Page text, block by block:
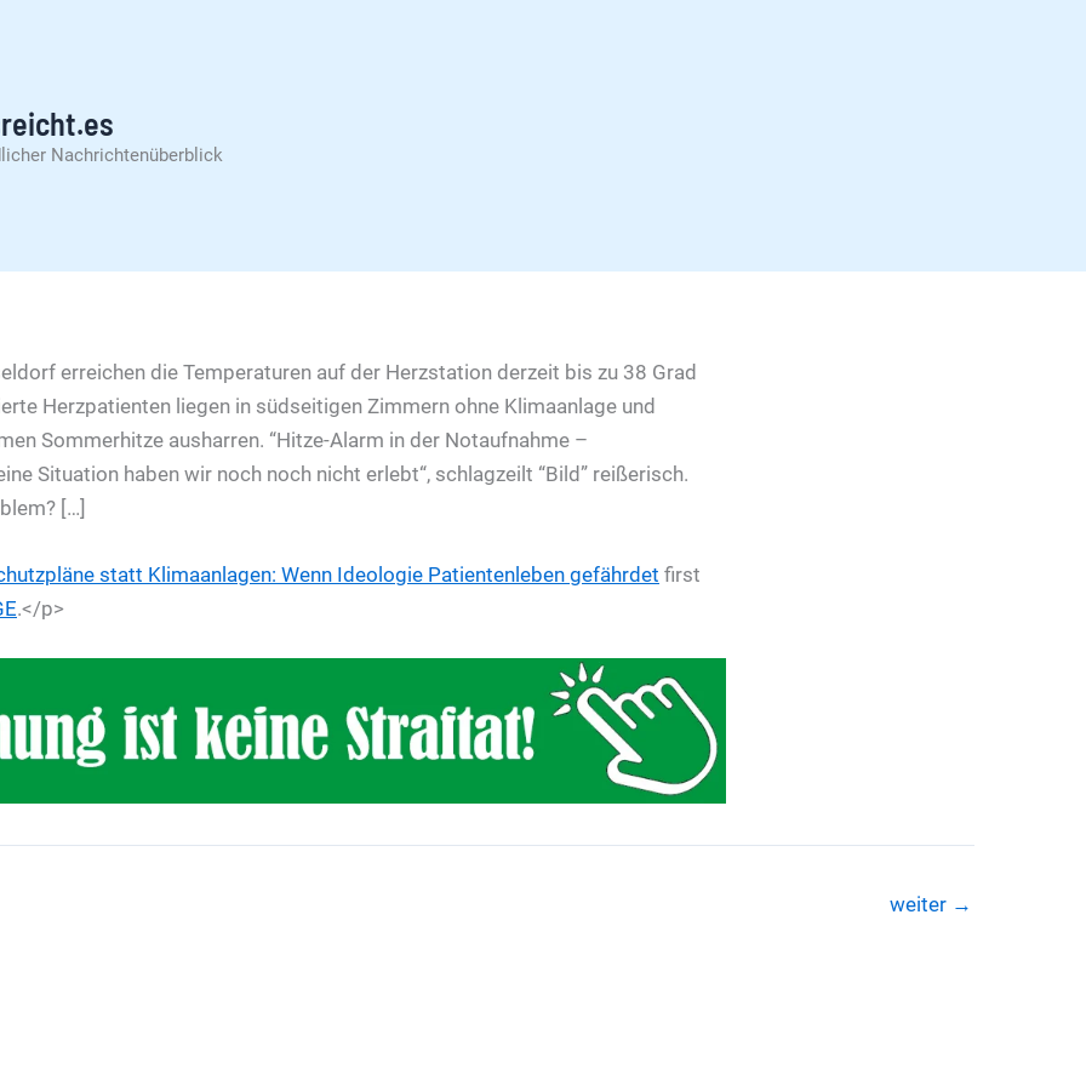
Nachrichtenüberblick
erreichen die Temperaturen auf der Herzstation derzeit bis zu 38 Grad
Herzpatienten liegen in südseitigen Zimmern ohne Klimaanlage und
Sommerhitze ausharren. “Hitze-Alarm in der Notaufnahme –
Situation haben wir noch noch nicht erlebt“, schlagzeilt “Bild” reißerisch.
[…]
statt Klimaanlagen: Wenn Ideologie Patientenleben gefährdet first
.</p>
weiter →